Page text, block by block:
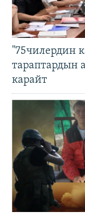
"75чилердин
тараптардын
карайт